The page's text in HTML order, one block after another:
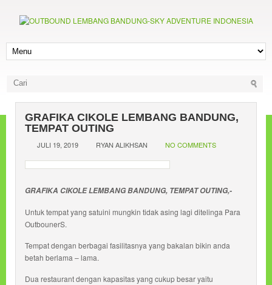
GRAFIKA CIKOLE LEMBANG BANDUNG,
TEMPAT OUTING
JULI 19, 2019 RYAN ALIKHSAN NO COMMENTS
GRAFIKA CIKOLE LEMBANG BANDUNG, TEMPAT OUTING,-
Untuk tempat yang satuini mungkin tidak asing lagi ditelinga Para
OutbounerS.
Tempat dengan berbagai fasilitasnya yang bakalan bikin anda
betah berlama – lama.
Dua restaurant dengan kapasitas yang cukup besar yaitu